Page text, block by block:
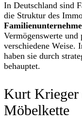
In Deutschland sind
die Struktur des
Vermögenswerte
verschiedene Weise.
haben sie durch
behauptet.
Kurt Krieger
Möbelkette